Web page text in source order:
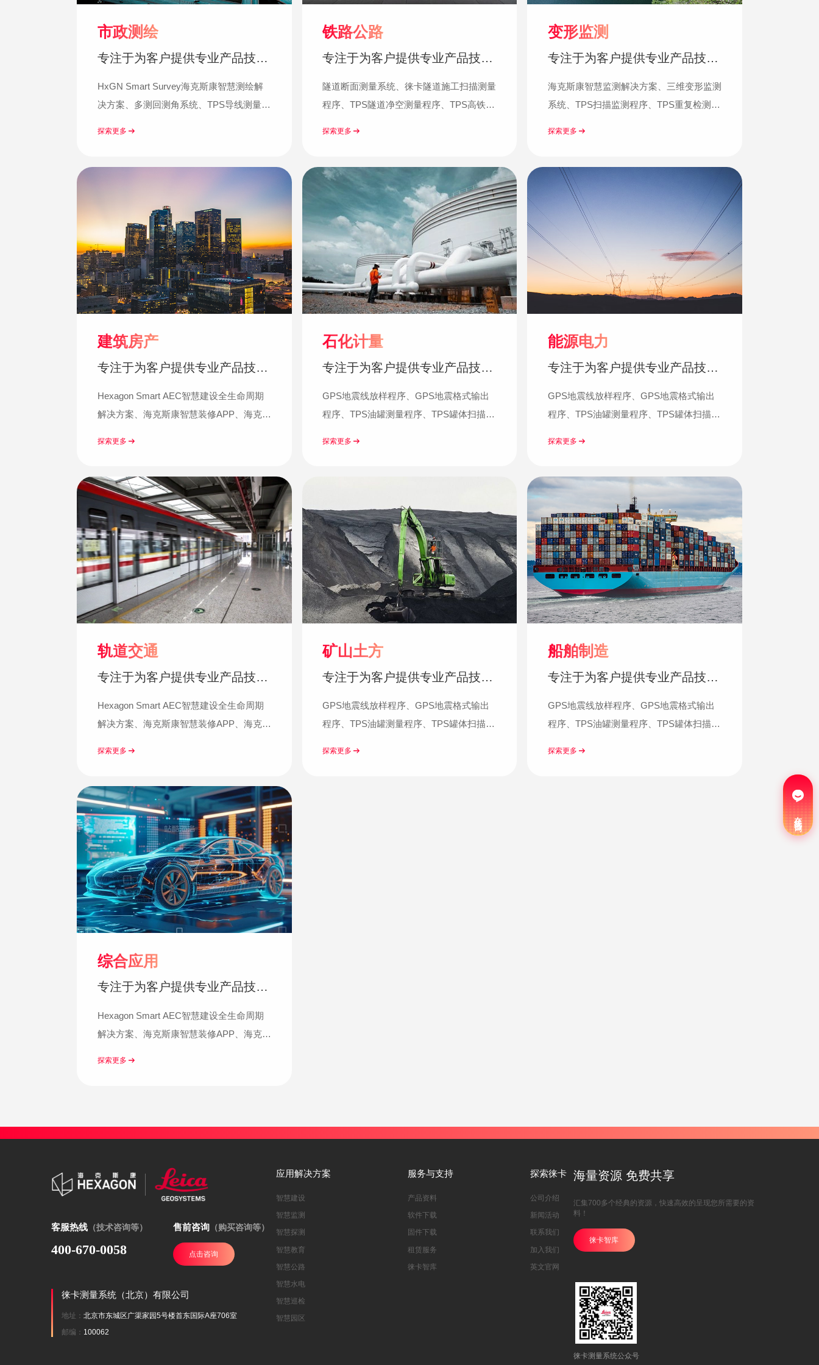
市政测绘
专注于为客户提供专业产品技术
HxGN Smart Survey海克斯康智慧测绘解
决方案、多测回测角系统、TPS导线测量程
探索更多
铁路公路
专注于为客户提供专业产品技术
隧道断面测量系统、徕卡隧道施工扫描测量
程序、TPS隧道净空测量程序、TPS高铁
探索更多
变形监测
专注于为客户提供专业产品技术
海克斯康智慧监测解决方案、三维变形监测
系统、TPS扫描监测程序、TPS重复检测程
探索更多
建筑房产
专注于为客户提供专业产品技术
Hexagon Smart AEC智慧建设全生命周期
解决方案、海克斯康智慧装修APP、海克斯
探索更多
石化计量
专注于为客户提供专业产品技术
GPS地震线放样程序、GPS地震格式输出
程序、TPS油罐测量程序、TPS罐体扫描检
探索更多
能源电力
专注于为客户提供专业产品技术
GPS地震线放样程序、GPS地震格式输出
程序、TPS油罐测量程序、TPS罐体扫描检
探索更多
轨道交通
专注于为客户提供专业产品技术
Hexagon Smart AEC智慧建设全生命周期
解决方案、海克斯康智慧装修APP、海克斯
探索更多
矿山土方
专注于为客户提供专业产品技术
GPS地震线放样程序、GPS地震格式输出
程序、TPS油罐测量程序、TPS罐体扫描检
探索更多
船舶制造
专注于为客户提供专业产品技术
GPS地震线放样程序、GPS地震格式输出
程序、TPS油罐测量程序、TPS罐体扫描检
探索更多
综合应用
专注于为客户提供专业产品技术
Hexagon Smart AEC智慧建设全生命周期
解决方案、海克斯康智慧装修APP、海克斯
探索更多
客服热线 （技术咨询等）
400-670-0058
售前咨询 （购买咨询等）
点击咨询
徕卡测量系统（北京）有限公司
地址： 北京市东城区广渠家园5号楼首东国际A座706室
邮编： 100062
应用解决方案
智慧建设
智慧监测
智慧探测
智慧教育
智慧公路
智慧水电
智慧巡检
智慧园区
服务与支持
产品资料
软件下载
固件下载
租赁服务
徕卡智库
探索徕卡
公司介绍
新闻活动
联系我们
加入我们
英文官网
海量资源 免费共享
汇集700多个经典的资源，快速高效的呈现您所需要的资
料！
徕卡智库
徕卡测量系统公众号
在线咨询